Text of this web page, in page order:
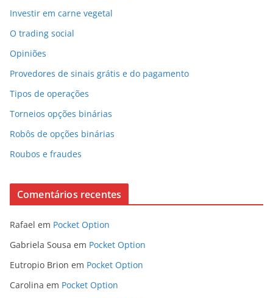
Investir em carne vegetal
O trading social
Opiniões
Provedores de sinais grátis e do pagamento
Tipos de operações
Torneios opções binárias
Robôs de opções binárias
Roubos e fraudes
Comentários recentes
Rafael em Pocket Option
Gabriela Sousa em Pocket Option
Eutropio Brion em Pocket Option
Carolina em Pocket Option